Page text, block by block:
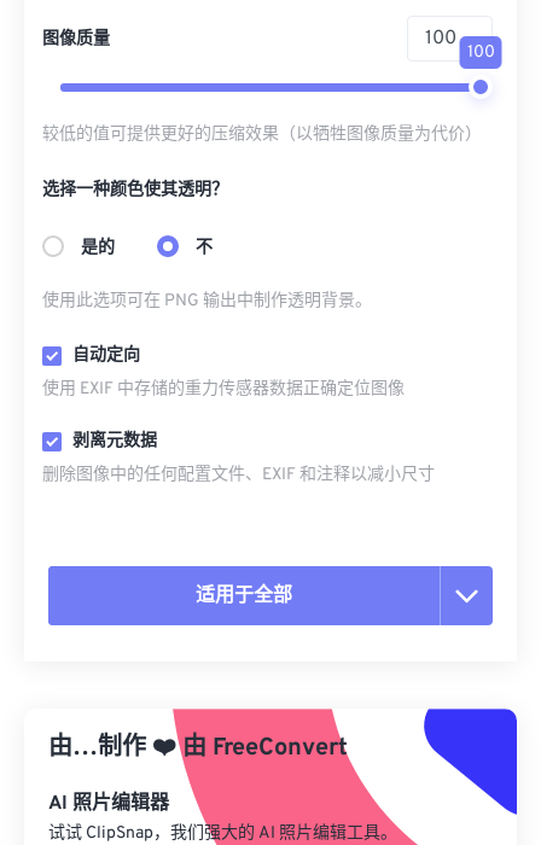
图像质量
100
较低的值可提供更好的压缩效果（以牺牲图像质量为代价）
选择一种颜色使其透明？
是的 不
使用此选项可在 PNG 输出中制作透明背景。
自动定向
使用 EXIF 中存储的重力传感器数据正确定位图像
剥离元数据
删除图像中的任何配置文件、EXIF 和注释以减小尺寸
适用于全部
从预设应用
另存为预设
由…制作 ❤️由 FreeConvert
AI 照片编辑器
试试 ClipSnap，我们强大的 AI 照片编辑工具。